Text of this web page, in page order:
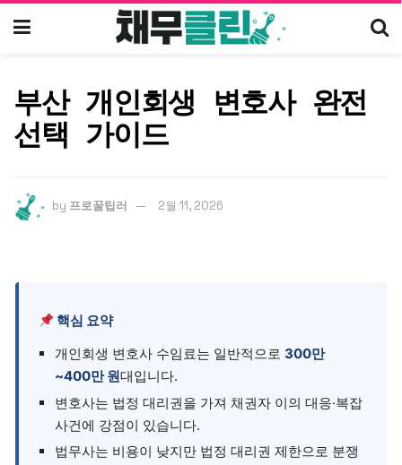
부산 개인회생 변호사 완전
선택 가이드
by 프로꿀팁러 2월 11, 2026
핵심 요약
개인회생 변호사 수임료는 일반적으로 300만
~400만 원대입니다.
변호사는 법정 대리권을 가져 채권자 이의 대응·복잡
사건에 강점이 있습니다.
법무사는 비용이 낮지만 법정 대리권 제한으로 분쟁